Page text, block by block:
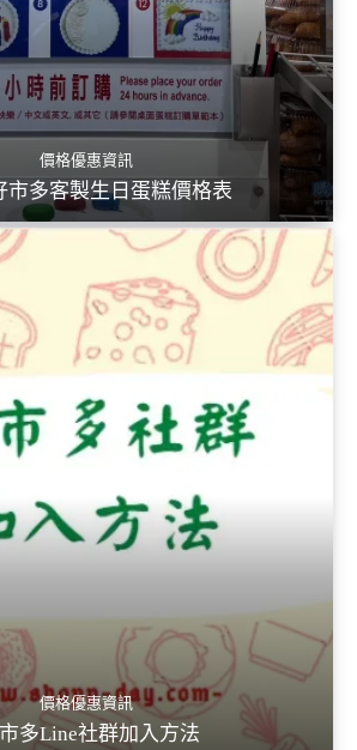
價格優惠資訊
市多客製生日蛋糕價格表
價格優惠資訊
多Line社群加入方法